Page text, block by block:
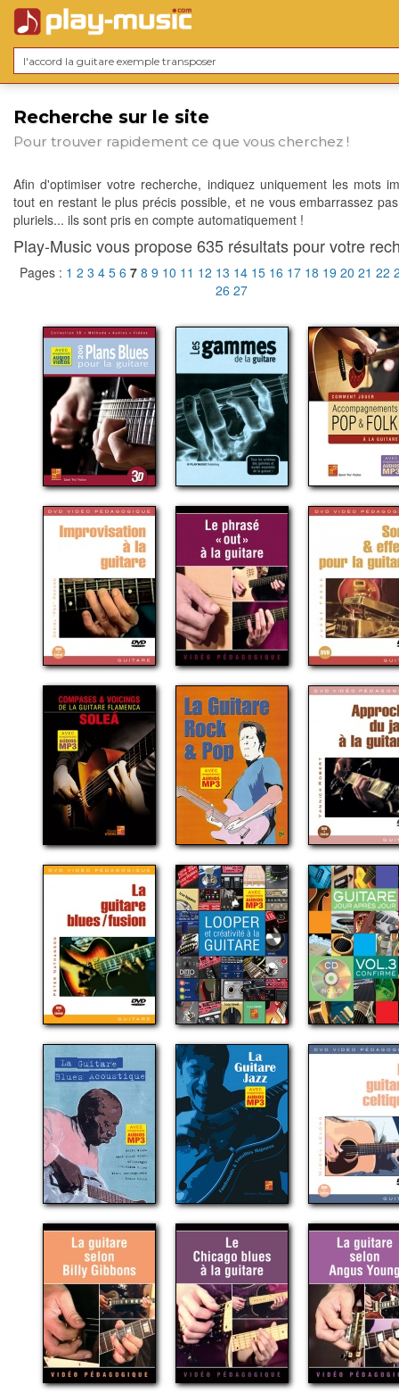
Recherche sur le site
Pour trouver rapidement ce que vous cherchez !
Afin d'optimiser votre recherche, indiquez uniquement les mots
tout en restant le plus précis possible, et ne vous embarrassez
pluriels... ils sont pris en compte automatiquement !
Play-Music vous propose 635 résultats pour votre
Pages : 1 2 3 4 5 6 7 8 9 10 11 12 13 14 15 16 17 18 19 20 21 22
26 27